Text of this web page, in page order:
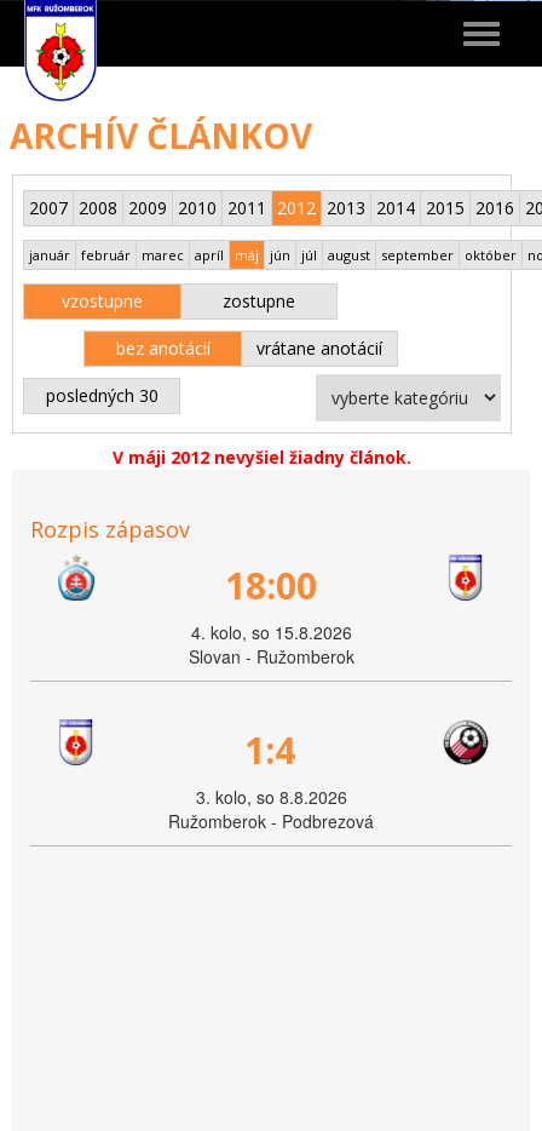
Toggle
ARCHÍV ČLÁNKOV
2007 2008 2009 2010 2011 2012 2013 2014 2015 2016
január február marec apríl máj jún júl august september október
vzostupne zostupne
bez anotácií vrátane anotácií
posledných 30
V máji 2012 nevyšiel žiadny článok.
Rozpis zápasov
18:00
4. kolo, so 15.8.2026
Slovan - Ružomberok
1:4
3. kolo, so 8.8.2026
Ružomberok - Podbrezová